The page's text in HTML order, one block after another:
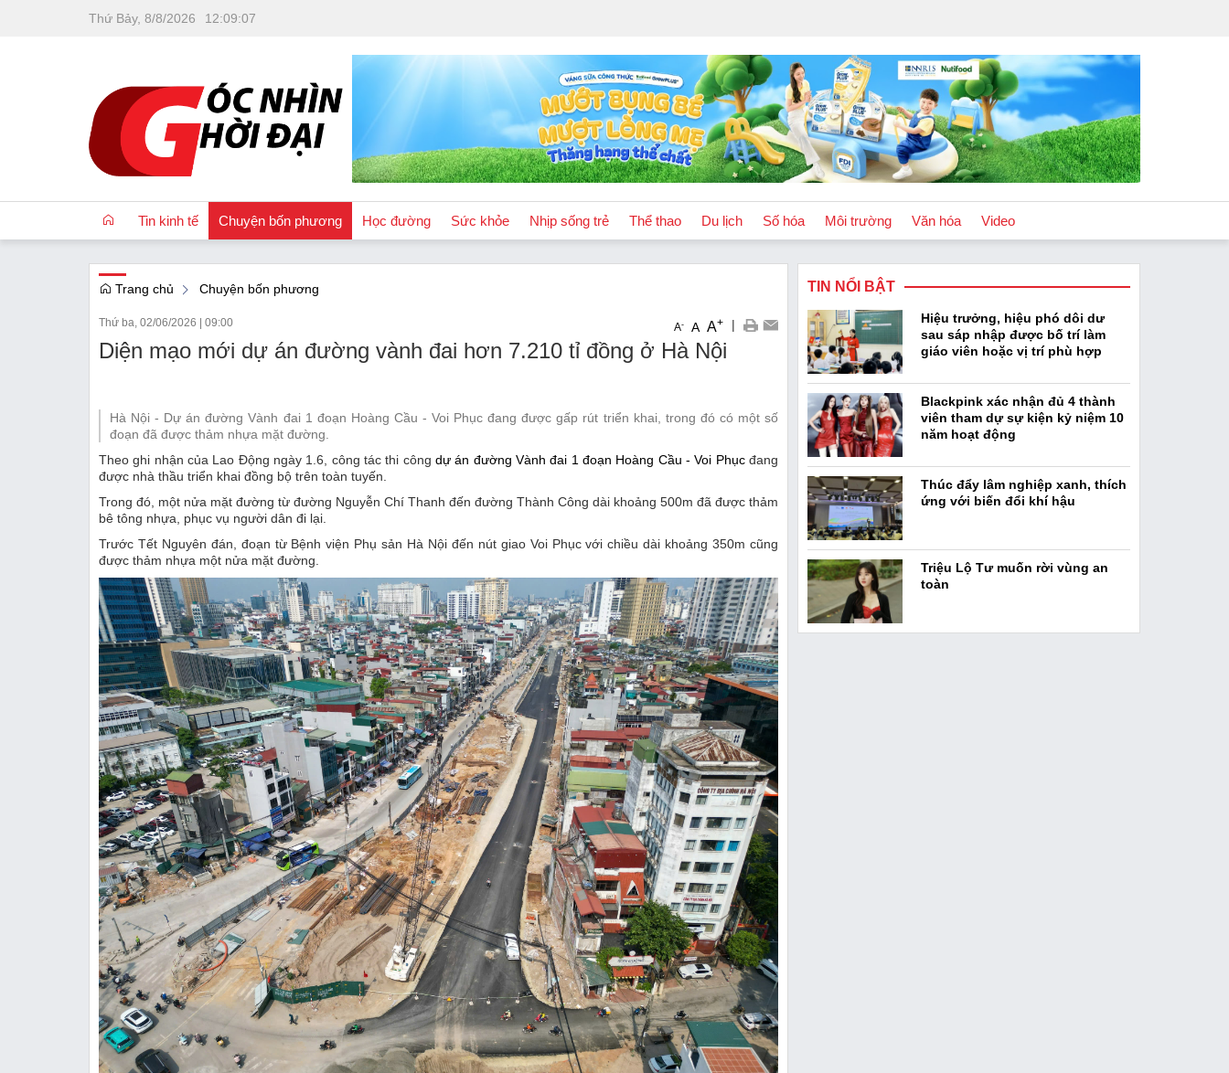
Thứ Bảy, 8/8/2026 12:09:09
Tin kinh tế
Tài chính
Thị trường
Emagazine
Chuyện bốn phương Học đường Sức khỏe Nhịp sống trẻ Thể thao Du lịch Số hóa Môi trường Văn hóa
Podcast
Video
Trang chủ Chuyện bốn phương
Thứ ba, 02/06/2026 09:00 A- A A+ |
Diện mạo mới dự án đường vành đai hơn 7.210 tỉ đồng ở Hà Nội
Hà Nội - Dự án đường Vành đai 1 đoạn Hoàng Cầu - Voi Phục đang được gấp rút triển khai, trong đó có một số
đoạn đã được thảm nhựa mặt đường.
Theo ghi nhận của Lao Động ngày 1.6, công tác thi công dự án đường Vành đai 1 đoạn Hoàng Cầu - Voi Phụcđang
được nhà thầu triển khai đồng bộ trên toàn tuyến.
Trong đó, một nửa mặt đường từ đường Nguyễn Chí Thanh đến đường Thành Công dài khoảng 500m đã được thảm
bê tông nhựa, phục vụ người dân đi lại.
Trước Tết Nguyên đán, đoạn từ Bệnh viện Phụ sản Hà Nội đến nút giao Voi Phục với chiều dài khoảng 350m cũng
được thảm nhựa một nửa mặt đường.
TIN NỔI BẬT
Hiệu trưởng, hiệu phó dôi dư
sau sáp nhập được bố trí làm
giáo viên hoặc vị trí phù hợp
Blackpink xác nhận đủ 4 thành
viên tham dự sự kiện kỷ niệm 10
năm hoạt động
Thúc đẩy lâm nghiệp xanh, thích
ứng với biến đổi khí hậu
Triệu Lộ Tư muốn rời vùng an
toàn